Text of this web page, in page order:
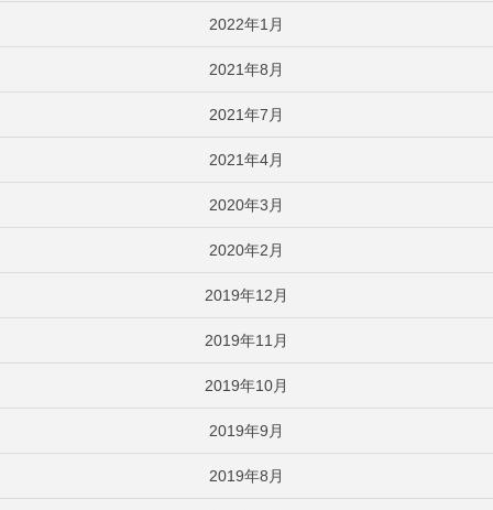
2022年1月
2021年8月
2021年7月
2021年4月
2020年3月
2020年2月
2019年12月
2019年11月
2019年10月
2019年9月
2019年8月